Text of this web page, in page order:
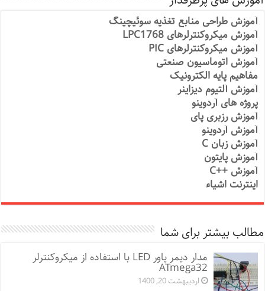
آموزش طراحی منابع تغذیه سوئیچینگ
آموزش میکروکنترلرهای LPC1768
آموزش میکروکنترلرهای PIC
آموزش اتوماسیون صنعتی
مفاهیم پایه الکترونیک
آموزش آلتیوم دیزاینر
پروژه های آردوینو
آموزش رزبری پای
آموزش آردوینو
آموزش زبان C
آموزش پایتون
آموزش ++C
اینترنت اشیاء
مطالب بیشتر برای شما
مدار دیمر پاور LED با استفاده از میکروکنترلر
ATmega32
اردیبهشت 20, 1400